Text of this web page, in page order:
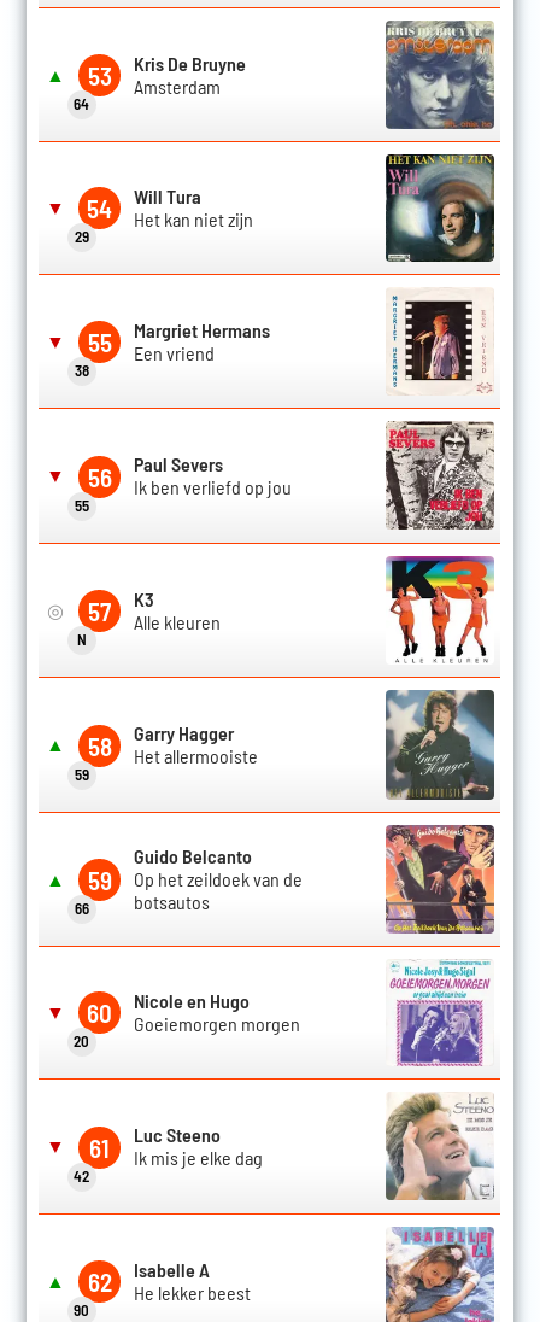
▲ 53
64
Kris De Bruyne
Amsterdam
▼ 54
29
Will Tura
Het kan niet zijn
▼ 55
38
Margriet Hermans
Een vriend
▼ 56
55
Paul Severs
Ik ben verliefd op jou
◎ 57
N
K3
Alle kleuren
▲ 58
59
Garry Hagger
Het allermooiste
▲ 59
66
Guido Belcanto
Op het zeildoek van de
botsautos
▼ 60
20
Nicole en Hugo
Goeiemorgen morgen
▼ 61
42
Luc Steeno
Ik mis je elke dag
▲ 62
90
Isabelle A
He lekker beest